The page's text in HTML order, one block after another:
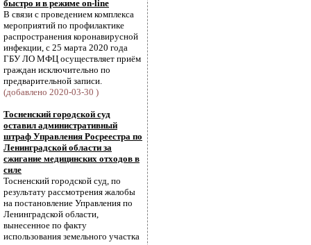
быстро и в режиме on-line
В связи с проведением комплекса
мероприятий по профилактике
распространения коронавирусной
инфекции, с 25 марта 2020 года
ГБУ ЛО МФЦ осуществляет приём
граждан исключительно по
предварительной записи.
(добавлено 2020-03-30 )
Тосненский городской суд
оставил административный
штраф Управления Росреестра по
Ленинградской области за
сжигание медицинских отходов в
силе
Тосненский городской суд, по
результату рассмотрения жалобы
на постановление Управления по
Ленинградской области,
вынесенное по факту
использования земельного участка